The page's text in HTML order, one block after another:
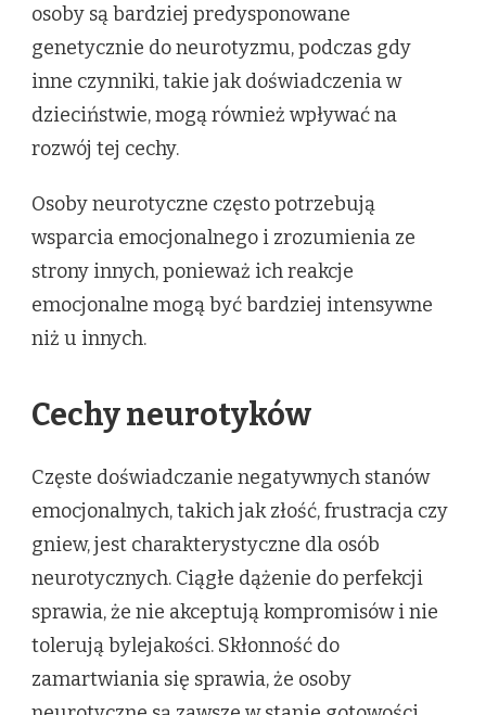
osoby są bardziej predysponowane
genetycznie do neurotyzmu, podczas gdy
inne czynniki, takie jak doświadczenia w
dzieciństwie, mogą również wpływać na
rozwój tej cechy.
Osoby neurotyczne często potrzebują
wsparcia emocjonalnego i zrozumienia ze
strony innych, ponieważ ich reakcje
emocjonalne mogą być bardziej intensywne
niż u innych.
Cechy neurotyków
Częste doświadczanie negatywnych stanów
emocjonalnych, takich jak złość, frustracja czy
gniew, jest charakterystyczne dla osób
neurotycznych. Ciągłe dążenie do perfekcji
sprawia, że nie akceptują kompromisów i nie
tolerują bylejakości. Skłonność do
zamartwiania się sprawia, że osoby